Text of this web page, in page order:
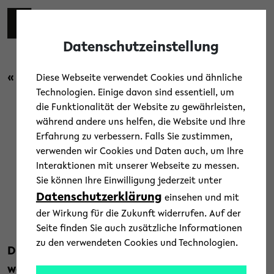
Skip to main content
« Zurück zur Übersicht
Forschung /Uni-Leben
ZiF-Forschungsgruppe:
Flexibilität gleich doppelt
13. Mai 2020
Text: Universität Bielefeld
Die aktuelle ZiF-Forschungsgruppe arbeitet
wegen der Coronapandemie mittlerweile fast
Datenschutzeinstellung
Diese Webseite verwendet Cookies und ähnliche
Technologien. Einige davon sind essentiell, um
die Funktionalität der Website zu gewährleisten,
während andere uns helfen, die Website und Ihre
Erfahrung zu verbessern. Falls Sie zustimmen,
verwenden wir Cookies und Daten auch, um Ihre
Interaktionen mit unserer Webseite zu messen.
Sie können Ihre Einwilligung jederzeit unter
Datenschutzerklärung einsehen und mit
der Wirkung für die Zukunft widerrufen. Auf der
Seite finden Sie auch zusätzliche Informationen
zu den verwendeten Cookies und Technologien.